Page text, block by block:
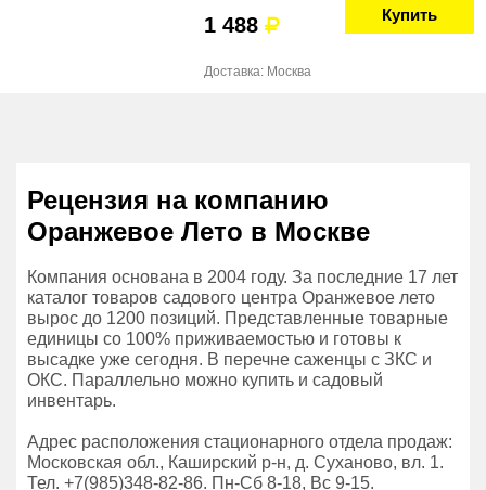
1 488 Купить
Доставка: Москва
Рецензия на компанию
Оранжевое Лето в Москве
Компания основана в 2004 году. За последние 17 лет
каталог товаров садового центра Оранжевое лето
вырос до 1200 позиций. Представленные товарные
единицы со 100% приживаемостью и готовы к
высадке уже сегодня. В перечне саженцы с ЗКС и
ОКС. Параллельно можно купить и садовый
инвентарь.
Адрес расположения стационарного отдела продаж:
Московская обл., Каширский р-н, д. Суханово, вл. 1.
Тел. +7(985)348-82-86. Пн-Сб 8-18, Вс 9-15.